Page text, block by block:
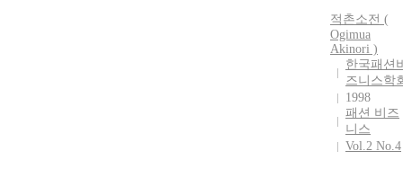
적촌소전 (
Ogimua
Akinori )
한국패션
즈니스학
1998
패션 비즈
니스
Vol.2 No.4